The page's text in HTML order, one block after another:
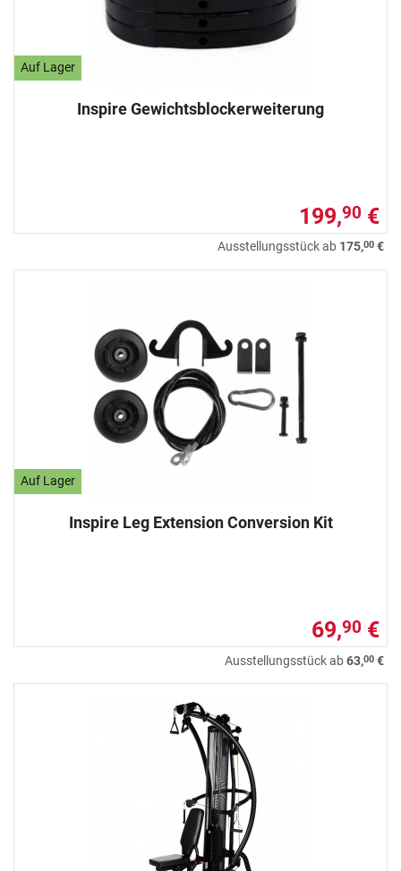
Auf Lager
Inspire Gewichtsblockerweiterung
199,90 €
Ausstellungsstück ab 175,00 €
Auf Lager
Inspire Leg Extension Conversion Kit
69,90 €
Ausstellungsstück ab63,00 €